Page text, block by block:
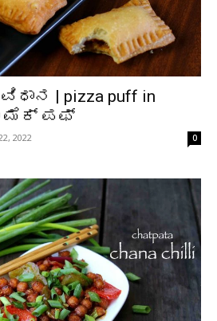
| pizza puff in
ಮೆಕ್ ಪಫ್
2022 0